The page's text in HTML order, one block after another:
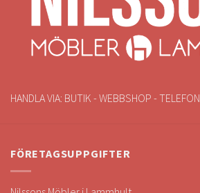
HANDLA VIA: BUTIK - WEBBSHOP - TELEFON
FÖRETAGSUPPGIFTER